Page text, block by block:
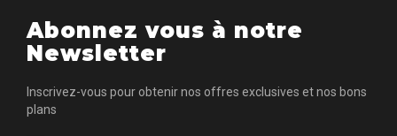
Abonnez vous à notre
Newsletter
Inscrivez-vous pour obtenir nos offres exclusives et nos bons
plans